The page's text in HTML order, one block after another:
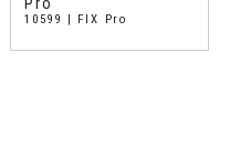
10599 | FIX Pro